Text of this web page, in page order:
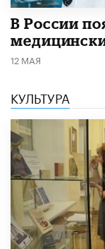
В России
12 МАЯ
КУЛЬТУРА